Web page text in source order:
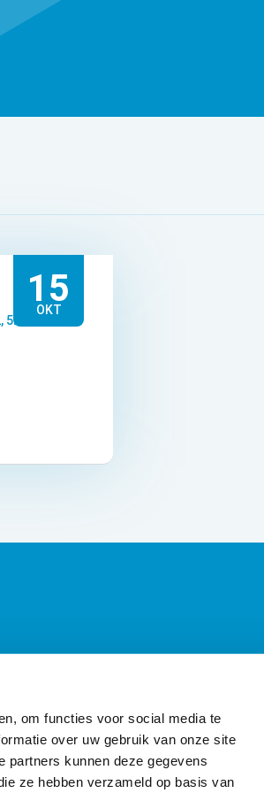
om functies voor social media te
over uw gebruik van onze site
partners kunnen deze gegevens
ze hebben verzameld op basis van
15
OKT
AK, 's-
About us ǀ English
Informatie voor pers